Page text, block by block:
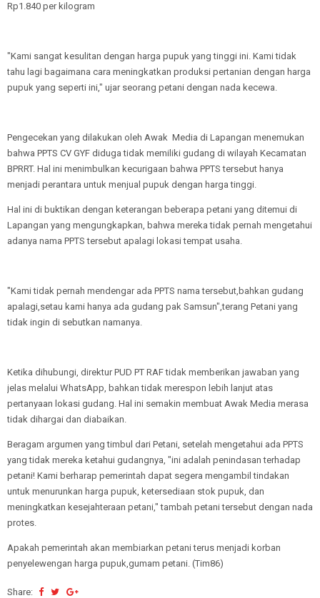
Rp1.840 per kilogram
"Kami sangat kesulitan dengan harga pupuk yang tinggi ini. Kami tidak
tahu lagi bagaimana cara meningkatkan produksi pertanian dengan harga
pupuk yang seperti ini," ujar seorang petani dengan nada kecewa.
Pengecekan yang dilakukan oleh Awak Media di Lapangan menemukan
bahwa PPTS CV GYF diduga tidak memiliki gudang di wilayah Kecamatan
BPRRT. Hal ini menimbulkan kecurigaan bahwa PPTS tersebut hanya
menjadi perantara untuk menjual pupuk dengan harga tinggi.
Hal ini di buktikan dengan keterangan beberapa petani yang ditemui di
Lapangan yang mengungkapkan, bahwa mereka tidak pernah mengetahui
adanya nama PPTS tersebut apalagi lokasi tempat usaha.
"Kami tidak pernah mendengar ada PPTS nama tersebut,bahkan gudang
apalagi,setau kami hanya ada gudang pak Samsun",terang Petani yang
tidak ingin di sebutkan namanya.
Ketika dihubungi, direktur PUD PT RAF tidak memberikan jawaban yang
jelas melalui WhatsApp, bahkan tidak merespon lebih lanjut atas
pertanyaan lokasi gudang. Hal ini semakin membuat Awak Media merasa
tidak dihargai dan diabaikan.
Beragam argumen yang timbul dari Petani, setelah mengetahui ada PPTS
yang tidak mereka ketahui gudangnya, "ini adalah penindasan terhadap
petani! Kami berharap pemerintah dapat segera mengambil tindakan
untuk menurunkan harga pupuk, ketersediaan stok pupuk, dan
meningkatkan kesejahteraan petani," tambah petani tersebut dengan nada
protes.
Apakah pemerintah akan membiarkan petani terus menjadi korban
penyelewengan harga pupuk,gumam petani. (Tim86)
Share: